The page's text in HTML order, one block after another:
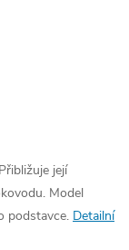
její
Model
podstavce. Detailní